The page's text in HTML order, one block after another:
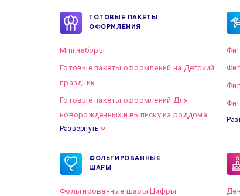
ГОТОВЫЕ ПАКЕТЫ
ОФОРМЛЕНИЯ
Mini наборы
Готовые пакеты оформлений на Детский
праздник
Готовые пакеты оформлений Для
новорожденных и выписку из роддома
Готовые пакеты оформлений на Свадьбу
Развернуть
ФОЛЬГИРОВАННЫЕ
ШАРЫ
Фольгированные шары Цифры